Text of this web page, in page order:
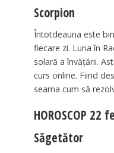
Scorpion
Întotdeauna este
fiecare zi. Luna în
solară a învățării.
curs online. Fiind
seama cum să
HOROSCOP 22
Săgetător